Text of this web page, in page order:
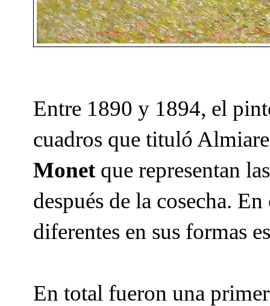
Entre 1890 y 1894, el
cuadros que tituló
Monetque representan
después de la cosecha.
diferentes en sus formas
En total fueron una